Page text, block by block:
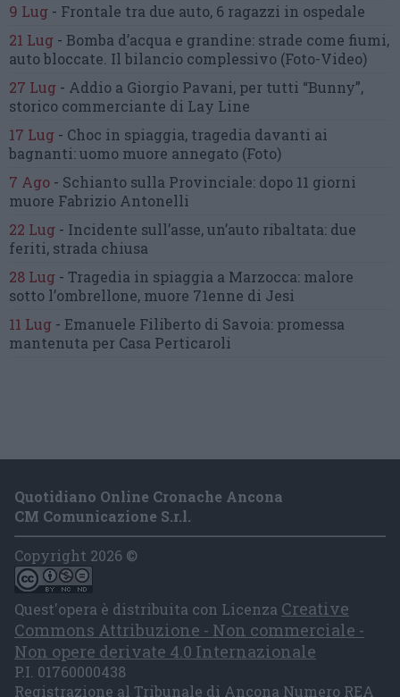
9 Lug - Frontale tra due auto, 6 ragazzi in ospedale
21 Lug - Bomba d’acqua e grandine: strade come fiumi,
auto bloccate. Il bilancio complessivo (Foto-Video)
27 Lug - Addio a Giorgio Pavani, per tutti “Bunny”,
storico commerciante di Lay Line
17 Lug - Choc in spiaggia, tragedia davanti ai
bagnanti:uomo muore annegato (Foto)
7 Ago - Schianto sulla Provinciale: dopo 11 giorni
muore Fabrizio Antonelli
22 Lug - Incidente sull’asse, un’auto ribaltata: due
feriti, strada chiusa
28 Lug - Tragedia in spiaggia a Marzocca: malore
sotto l’ombrellone, muore 71enne di Jesi
11 Lug - Emanuele Filiberto di Savoia: promessa
mantenuta per Casa Perticaroli
Quotidiano Online Cronache Ancona
CM Comunicazione S.r.l.
Copyright 2026 ©
Quest'opera è distribuita con Licenza Creative
Commons Attribuzione - Non commerciale -
Non opere derivate 4.0 Internazionale
P.I. 01760000438
Registrazione al Tribunale di Ancona Numero REA